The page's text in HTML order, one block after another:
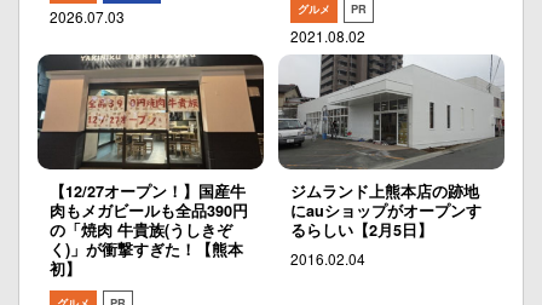
2026.07.03 グルメ PR
2021.08.02
【12/27オープン！】国産牛
肉もメガビールも全品390円
の「焼肉 牛貴族(うしきぞ
く)」が衝撃すぎた！【熊本
初】
ジムランド上熊本店の跡地
にauショップがオープンす
るらしい【2月5日】
2016.02.04